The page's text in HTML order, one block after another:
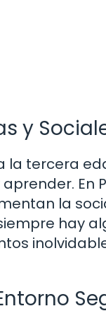
y
la tercera
En
la
hay